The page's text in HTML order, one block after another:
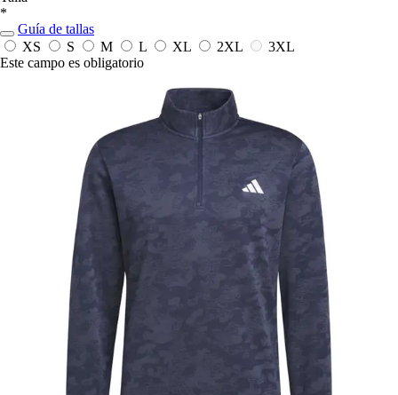
*
Guía de tallas
XS
S M L XL 2XL
3XL
Este campo es obligatorio